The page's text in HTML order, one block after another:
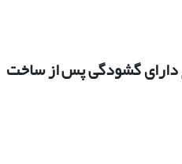
دارای گشودگی پس از ساخت